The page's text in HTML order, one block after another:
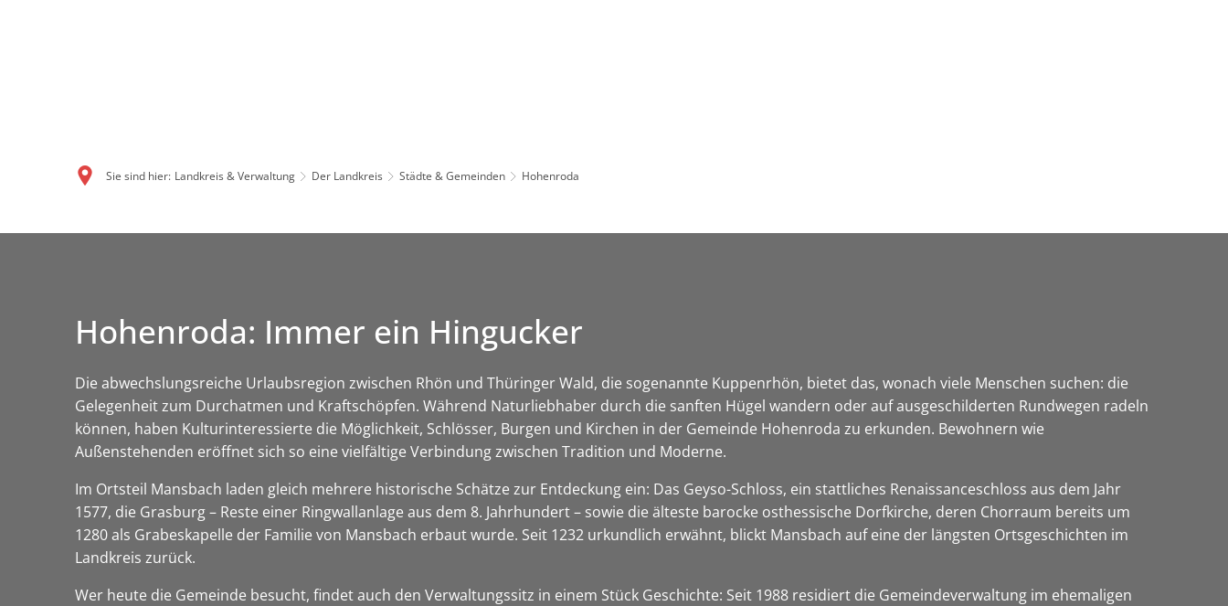
Sie sind hier: Landkreis & Verwaltung Der Landkreis Städte & Gemeinden Hohenroda
Hohenroda: Immer ein Hingucker
Die abwechslungsreiche Urlaubsregion zwischen Rhön und Thüringer Wald, die sogenannte Kuppenrhön, bietet das, wonach viele Menschen suchen: die
Gelegenheit zum Durchatmen und Kraftschöpfen. Während Naturliebhaber durch die sanften Hügel wandern oder auf ausgeschilderten Rundwegen radeln
können, haben Kulturinteressierte die Möglichkeit, Schlösser, Burgen und Kirchen in der Gemeinde Hohenroda zu erkunden. Bewohnern wie
Außenstehenden eröffnet sich so eine vielfältige Verbindung zwischen Tradition und Moderne.
Im Ortsteil Mansbach laden gleich mehrere historische Schätze zur Entdeckung ein: Das Geyso-Schloss, ein stattliches Renaissanceschloss aus dem Jahr
1577, die Grasburg – Reste einer Ringwallanlage aus dem 8. Jahrhundert – sowie die älteste barocke osthessische Dorfkirche, deren Chorraum bereits um
1280 als Grabeskapelle der Familie von Mansbach erbaut wurde. Seit 1232 urkundlich erwähnt, blickt Mansbach auf eine der längsten Ortsgeschichten im
Landkreis zurück.
Wer heute die Gemeinde besucht, findet auch den Verwaltungssitz in einem Stück Geschichte: Seit 1988 residiert die Gemeindeverwaltung im ehemaligen